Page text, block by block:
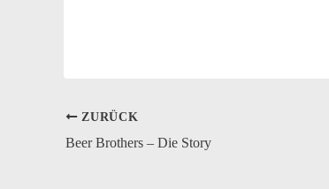
ZURÜCK
Beer Brothers – Die Story